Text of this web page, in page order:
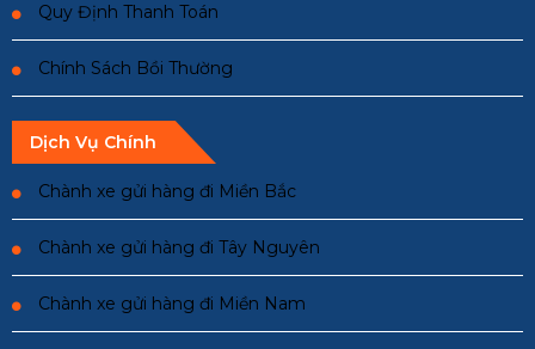
Quy Định Thanh Toán
Chính Sách Bồi Thường
Dịch Vụ Chính
Chành xe gửi hàng đi Miền Bắc
Chành xe gửi hàng đi Tây Nguyên
Chành xe gửi hàng đi Miền Nam